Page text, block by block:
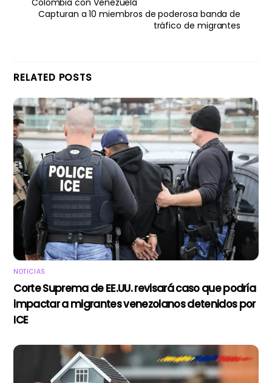
Colombia con Venezuela
Capturan a 10 miembros de poderosa banda de
tráfico de migrantes
RELATED POSTS
NOTICIAS
Corte Suprema de EE.UU. revisará caso que podría
impactar a migrantes venezolanos detenidos por
ICE